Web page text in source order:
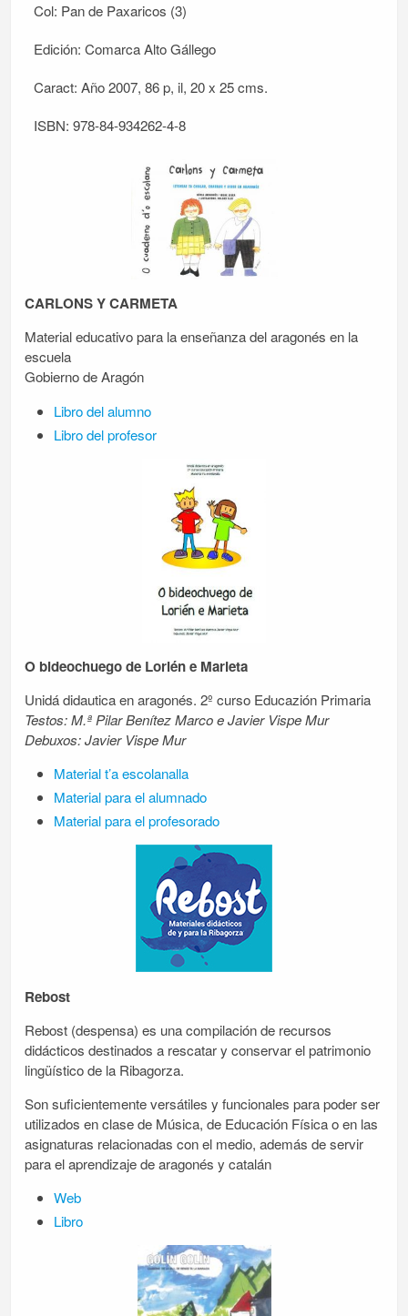
Col: Pan de Paxaricos (3)
Edición: Comarca Alto Gállego
Caract: Año 2007, 86 p, il, 20 x 25 cms.
ISBN: 978-84-934262-4-8
CARLONS Y CARMETA
Material educativo para la enseñanza del aragonés en la
escuela
Gobierno de Aragón
Libro del alumno
Libro del profesor
O bideochuego de Lorién e Marieta
Unidá didautica en aragonés. 2º curso Educazión Primaria
Testos: M.ª Pilar Benítez Marco e Javier Vispe Mur
Debuxos: Javier Vispe Mur
Material t’a escolanalla
Material para el alumnado
Material para el profesorado
Rebost
Rebost (despensa) es una compilación de recursos
didácticos destinados a rescatar y conservar el patrimonio
lingüístico de la Ribagorza.
Son suficientemente versátiles y funcionales para poder ser
utilizados en clase de Música, de Educación Física o en las
asignaturas relacionadas con el medio, además de servir
para el aprendizaje de aragonés y catalán
Web
Libro